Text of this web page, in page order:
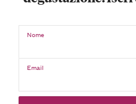
Nome
Email